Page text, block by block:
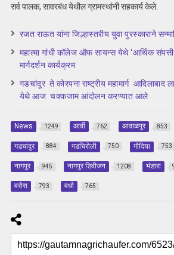
सर्व पालक, सावरबंध येथील ग्रामस्थांनी सहकार्य केले.
रजत राऊत यांना जिल्हास्तरीय युवा पुरस्काराने
महात्मा गांधी कॉलेज ऑफ सायन्स येथे ‘आर्थिक संपत्ती
मार्गदर्शन कार्यक्रम
गडचांदूर ते कोरपना राष्ट्रीय महामार्ग आदिलाबाद
येथे आज चक्कजाम आंदोलन करण्यात आले
News 1249 आर्वी 762 आवाळपुर 853
गडचांदुर 884 गडचिरोली 750 गोंदिया 753
नागपुर 945 नागपुर डिवीजन 1208 भंडारा
वरोरा 793 वर्धा 765